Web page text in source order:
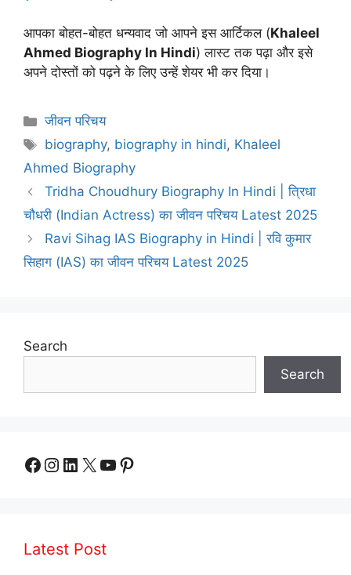
आपका बोहत-बोहत धन्यवाद जो आपने इस आर्टिकल (Khaleel
Ahmed Biography In Hindi) लास्ट तक पढ़ा और इसे
अपने दोस्तों को पढ़ने के लिए उन्हें शेयर भी कर दिया।
Categories
जीवन परिचय
Tags
biography, biography in hindi, Khaleel
Ahmed Biography
Tridha Choudhury Biography In Hindi | त्रिधा
चौधरी (Indian Actress) का जीवन परिचय Latest 2025
Ravi Sihag IAS Biography in Hindi | रवि कुमार
सिहाग (IAS) का जीवन परिचय Latest 2025
Search
Search
Facebook
Instagram
LinkedIn
X YouTube
Pinterest
Latest Post